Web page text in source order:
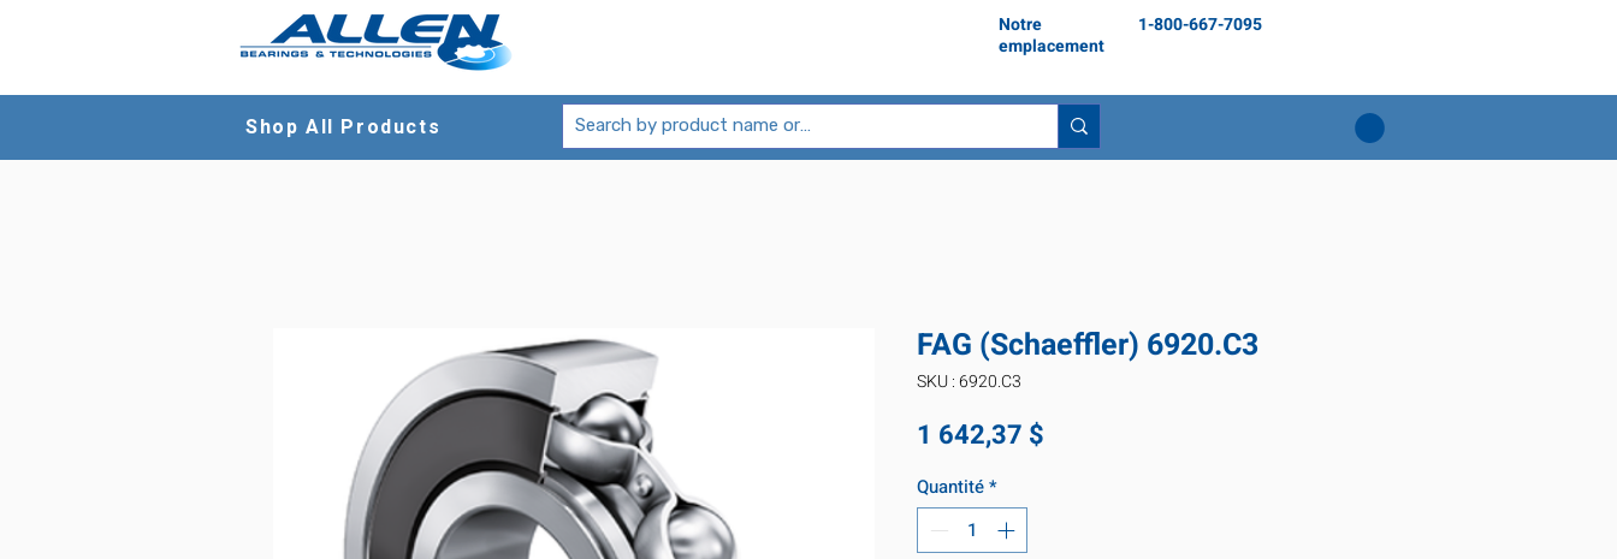
Notre
emplacement
1-800-667-7095
Shop All Products
FAG (Schaeffler) 6920.C3
SKU : 6920.C3
1 642,37 $
Quantité*